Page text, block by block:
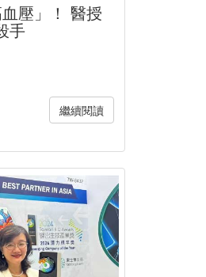
壓」！ 醫授
手
繼續閱讀